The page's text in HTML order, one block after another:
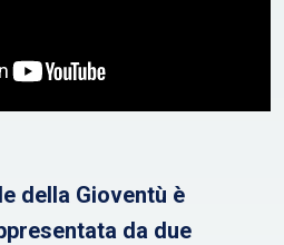
della Gioventù è
da due